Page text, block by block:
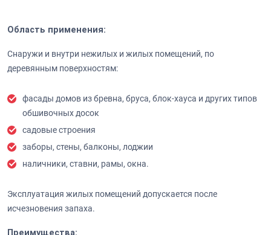
Область применения:
Снаружи и внутри нежилых и жилых помещений, по
деревянным поверхностям:
фасады домов из бревна, бруса, блок-хауса и других типов
обшивочных досок
садовые строения
заборы, стены, балконы, лоджии
наличники, ставни, рамы, окна.
Эксплуатация жилых помещений допускается после
исчезновения запаха.
Преимущества: